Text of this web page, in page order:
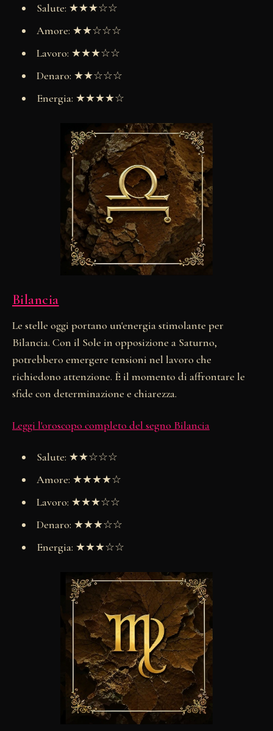
Salute: ★★★☆☆
Amore: ★★☆☆☆
Lavoro: ★★★☆☆
Denaro: ★★☆☆☆
Energia: ★★★★☆
Bilancia
Le stelle oggi portano un'energia stimolante per
Bilancia. Con il Sole in opposizione a Saturno,
potrebbero emergere tensioni nel lavoro che
richiedono attenzione. È il momento di affrontare le
sfide con determinazione e chiarezza.
Leggi l'oroscopo completo del segno Bilancia
Salute: ★★☆☆☆
Amore: ★★★★☆
Lavoro: ★★★☆☆
Denaro: ★★★☆☆
Energia: ★★★☆☆